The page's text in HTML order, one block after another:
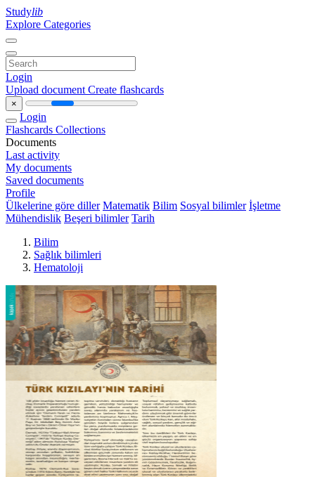
Studylib
Explore Categories
Login
Upload document Create flashcards
×
Login
Flashcards Collections
Documents
Last activity
My documents
Saved documents
Profile
Ülkelerine göre diller Matematik Bilim Sosyal bilimler İşletme
Mühendislik Beşeri bilimler Tarih
Bilim
Sağlık bilimleri
Hematoloji